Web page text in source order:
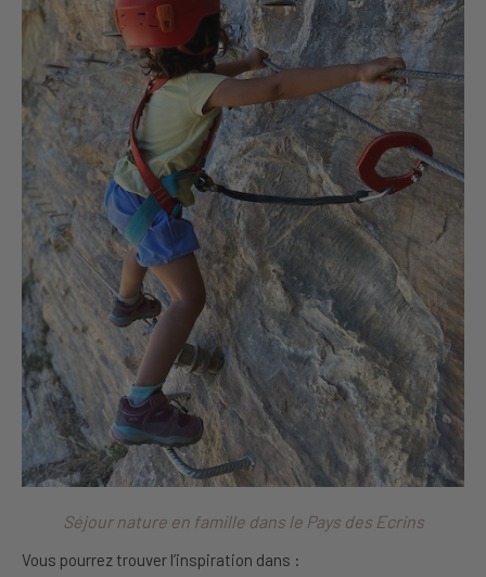
Séjour nature en famille dans le Pays des Ecrins
Vous pourrez trouver l’inspiration dans :